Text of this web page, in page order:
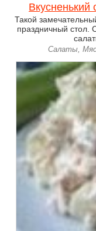
Вкусненький
Такой
праздничный стол.
Салаты,